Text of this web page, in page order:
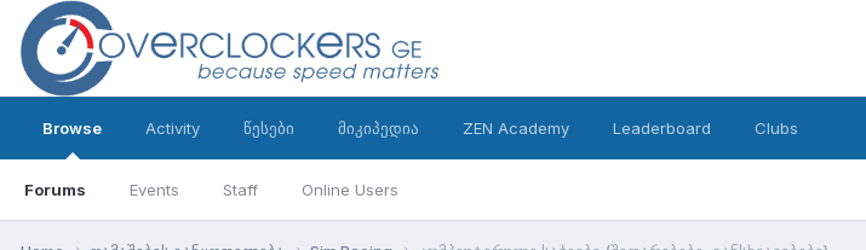
Browse
Forums Events Staff Online Users
Activity წესები მიკიპედია ZEN Academy Leaderboard Clubs